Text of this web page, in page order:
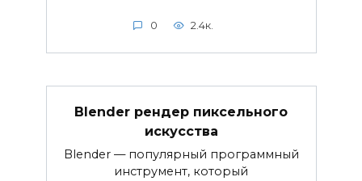
0 2.4к.
Blender рендер пиксельного
искусства
Blender — популярный программный
инструмент, который